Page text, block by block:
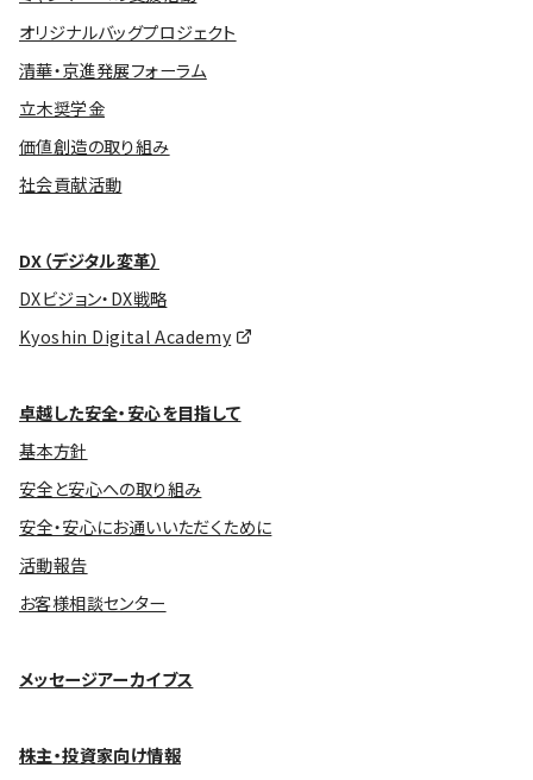
オリジナルバッグプロジェクト
清華・京進発展フォーラム
立木奨学金
価値創造の取り組み
社会貢献活動
DX（デジタル変革）
DXビジョン・DX戦略
Kyoshin Digital Academy
卓越した安全・安心を目指して
基本方針
安全と安心への取り組み
安全・安心にお通いいただくために
活動報告
お客様相談センター
メッセージアーカイブス
株主・投資家向け情報